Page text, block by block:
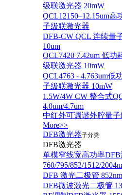
级联激光器 20mW
QCL12150–12.15um
子级联激光器
DFB-CW QCL 连续量
10um
QCL7420 7.42um 低
级联激光器 10mW
QCL4763 - 4.763um低
子级联激光器 10mW
1.5W/4W CW 整合式
4.0um/4.7um
中红外可调谐外腔量
More>>
DFB激光器子分类
DFB激光器
单模窄线宽高功率DFB
760/795/852/1512/
DFB 激光二极管
DFB微波激光二极管